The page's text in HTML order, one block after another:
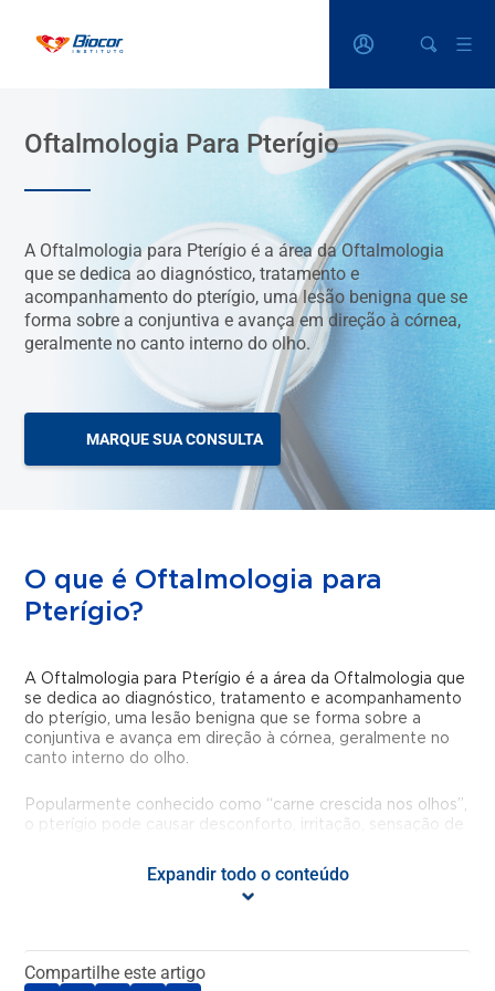
Oftalmologia Para Pterígio
A Oftalmologia para Pterígio é a área da Oftalmologia
que se dedica ao diagnóstico, tratamento e
acompanhamento do pterígio, uma lesão benigna que se
forma sobre a conjuntiva e avança em direção à córnea,
geralmente no canto interno do olho.
MARQUE SUA CONSULTA
O que é Oftalmologia para
Pterígio?
A Oftalmologia para Pterígio é a área da Oftalmologia que
se dedica ao diagnóstico, tratamento e acompanhamento
do pterígio, uma lesão benigna que se forma sobre a
conjuntiva e avança em direção à córnea, geralmente no
canto interno do olho.
Popularmente conhecido como “carne crescida nos olhos”,
o pterígio pode causar desconforto, irritação, sensação de
pessoas que vivem ou trabalham ao ar livre. Embora
muitas vezes seja assintomático, o acompanhamento com
Expandir todo o conteúdo
Compartilhe este artigo